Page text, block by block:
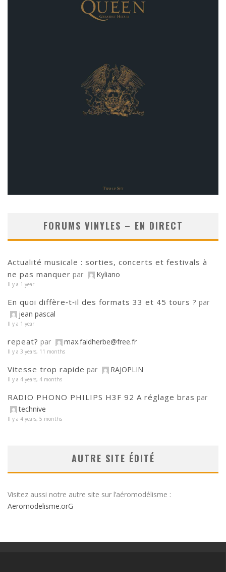
FORUMS VINYLES – EN DIRECT
Actualité musicale : sorties, concerts et festivals à
ne pas manquer par Kyliano
Il y a 1 year
En quoi diffère‑t‑il des formats 33 et 45 tours ? par
jean pascal
Il y a 1 year
repeat? par max.faidherbe@free.fr
Il y a 3 years, 11 months
Vitesse trop rapide par RAJOPLIN
Il y a 4 years, 4 months
RADIO PHONO PHILIPS H3F 92 A réglage bras par
technive
Il y a 4 years, 5 months
AUTRE SITE ÉDITÉ
Visitez aussi notre autre site sur l’aéromodélisme :
Aeromodelisme.orG